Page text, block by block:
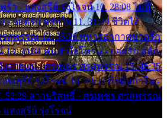
ร้า - แสงสุรีย์ รุ่งโรจน์ 10. 28:08 ไม่มี
- ยอดรัก สลักใจ 11. 31:29 ชีวิตไอ้
สุพรรณ 12. 35:26 ทหารอากาศขาดรัก
13. 39:01 คนหัวใจโทรม - ยอดรัก สลัก
งตายแน่ - ศรเพชร ศรสุพรรณ 15. 46:35
สงสุรีย์ รุ่งโรจน์ 16. 49:57 กำนันกำใน -
52:29 สาวบริสุทธิ์ - ศรเพชร ศรสุพรรณ
แสงสุรีย์ รุ่งโรจน์